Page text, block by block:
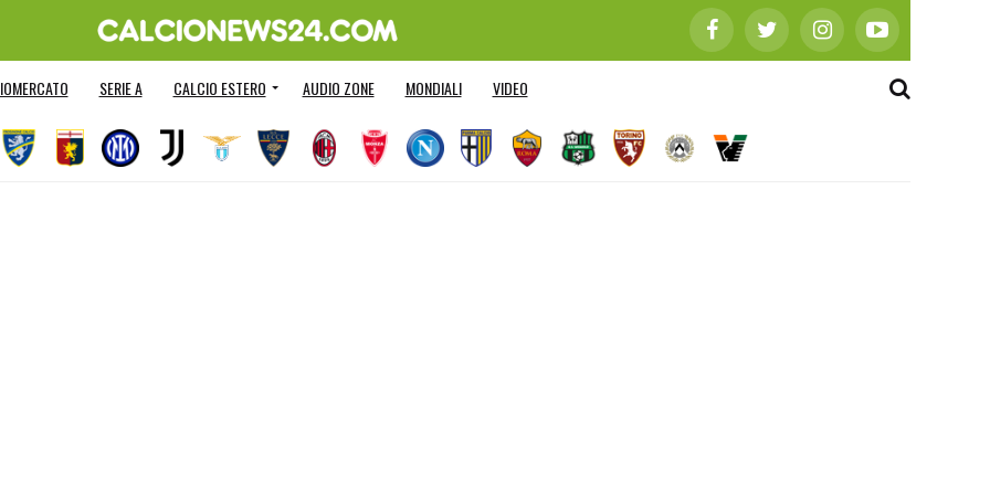
SERIE A CALCIO ESTERO AUDIO ZONE MONDIALI VIDEO